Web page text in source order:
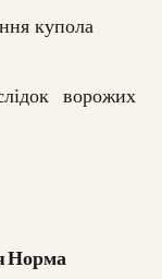
купола
ворожих
Норма